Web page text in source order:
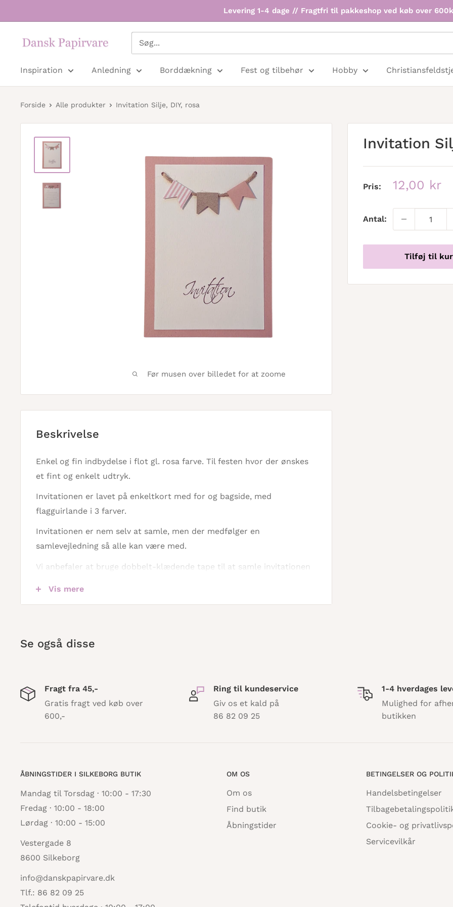
Levering 1-4 dage // Fragtfri til pakkeshop ved køb over
Dansk
Inspiration
Anledning Borddækning Fest og tilbehør Hobby
Forside Alle produkter Invitation Silje, DIY, rosa
Før musen over billedet for at zoome
Invitation
Pris: 12,00 kr
Antal:
Tilføj til
Beskrivelse
Enkel og fin indbydelse i flot gl. rosa farve. Til festen hvor der ønskes
et fint og enkelt udtryk.
Invitationen er lavet på enkeltkort med for og bagside, med
flagguirlande i 3 farver.
Invitationen er nem selv at samle, men der medfølger en
samlevejledning så alle kan være med.
Vi anbefaler at bruge dobbelt-klædende tape til at samle invitationen
- Papir og karton til hele invitationen
Tilkøb:
Dobbeltklændende tape
Størrelse: 10x15cm
Passer til C6 kuvert - medfølger ikke men kan tilkøbes
Grundpapir og farve: Fransk karton 352
Vis mere
Se også disse
Fragt fra 45,-
Gratis fragt ved køb over
600,-
Ring til kundeservice
Giv os et kald på
86 82 09 25
1-4 hverdages
Mulighed for
butikken
ÅBNINGSTIDER I SILKEBORG BUTIK
Mandag til Torsdag · 10:00 - 17:30
Fredag · 10:00 - 18:00
Lørdag · 10:00 - 15:00
Vestergade 8
8600 Silkeborg
info@danskpapirvare.dk
Tlf.: 86 82 09 25
OM OS
Om os
Find butik
Åbningstider
BETINGELSER OG
Handelsbetingelser
Cookie- og
Servicevilkår